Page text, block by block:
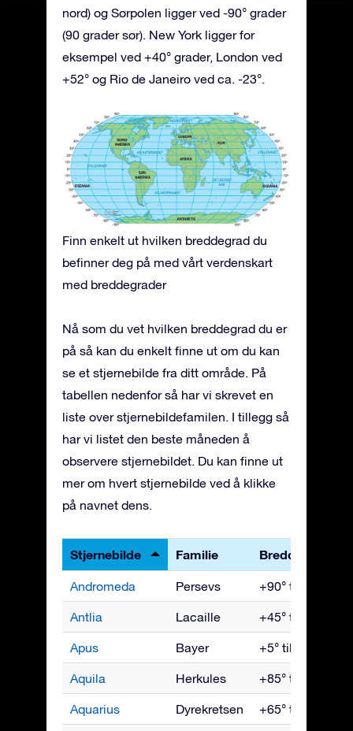
nord) og Sørpolen ligger ved -90° grader
(90 grader sør). New York ligger for
eksempel ved +40° grader, London ved
+52° og Rio de Janeiro ved ca. -23°.
Finn enkelt ut hvilken breddegrad du
befinner deg på med vårt verdenskart
med breddegrader
Nå som du vet hvilken breddegrad du er
på så kan du enkelt finne ut om du kan
se et stjernebilde fra ditt område. På
tabellen nedenfor så har vi skrevet en
liste over stjernebildefamilen. I tillegg så
har vi listet den beste måneden å
observere stjernebildet. Du kan finne ut
mer om hvert stjernebilde ved å klikke
på navnet dens.
Stjernebilde Familie Breddegrader
Andromeda Persevs +90° til -40°
Antlia Lacaille +45° til -90°
Apus Bayer +5° til -90°
Aquila Herkules +85° til -75°
Aquarius Dyrekretsen +65° til -90°